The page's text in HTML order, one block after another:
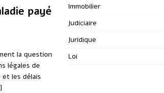
payé
la question
légales de
et les délais
Immobilier
Judiciaire
Juridique
Loi